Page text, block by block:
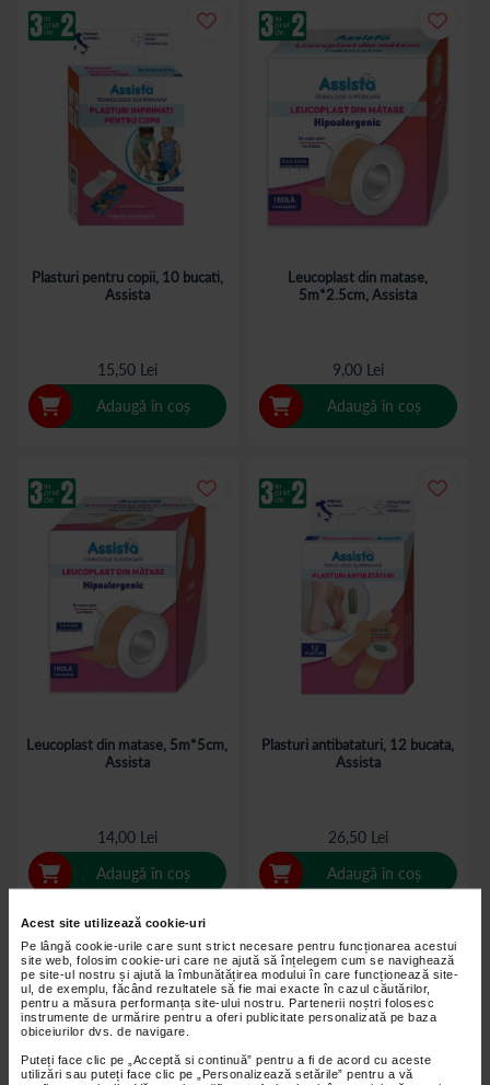
Acest site utilizează cookie-uri
Pe lângă cookie-urile care sunt strict necesare pentru funcționarea acestui
site web, folosim cookie-uri care ne ajută să înțelegem cum se navighează
pe site-ul nostru și ajută la îmbunătățirea modului în care funcționează site-
ul, de exemplu, făcând rezultatele să fie mai exacte în cazul căutărilor,
pentru a măsura performanța site-ului nostru. Partenerii noștri folosesc
instrumente de urmărire pentru a oferi publicitate personalizată pe baza
obiceiurilor dvs. de navigare.
Puteți face clic pe „Acceptă si continuă” pentru a fi de acord cu aceste
utilizări sau puteți face clic pe „Personalizează setările” pentru a vă
Plasturi pentru copii, 10 bucati,
Assista
15,50 Lei
Adaugă în coș
Leucoplast din matase,
5m*2.5cm, Assista
9,00 Lei
Adaugă în coș
Leucoplast din matase, 5m*5cm,
Assista
14,00 Lei
Adaugă în coș
Plasturi antibataturi, 12 bucata,
Assista
26,50 Lei
Adaugă în coș